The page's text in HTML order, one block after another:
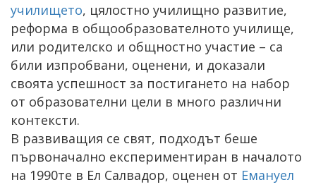
училището, цялостно училищно развитие,
реформа в общообразователното училище,
или родителско и общностно участие – са
били изпробвани, оценени, и доказали
своята успешност за постигането на набор
от образователни цели в много различни
контексти.
В развиващия се свят, подходът беше
първоначално експериментиран в началото
на 1990те в Ел Салвадор, оценен от Емануел